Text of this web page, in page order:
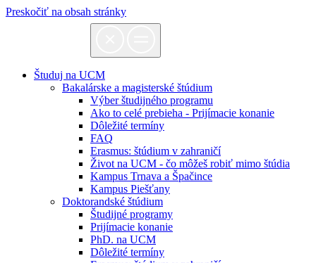
Preskočiť na obsah stránky
Študuj na UCM
Bakalárske a magisterské štúdium
Výber študijného programu
Ako to celé prebieha - Prijímacie konanie
Dôležité termíny
FAQ
Erasmus: štúdium v zahraničí
Život na UCM - čo môžeš robiť mimo štúdia
Kampus Trnava a Špačince
Kampus Piešťany
Doktorandské štúdium
Študijné programy
Prijímacie konanie
PhD. na UCM
Dôležité termíny